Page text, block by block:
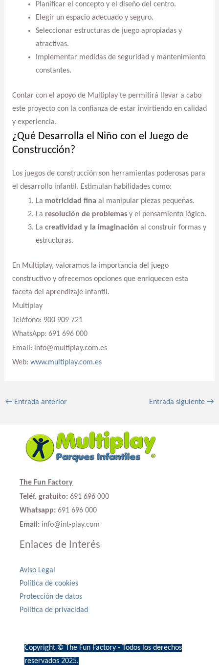
Planificar el concepto y el diseño del centro.
Elegir un espacio adecuado y seguro.
Seleccionar estructuras de juego apropiadas y
atractivas.
Implementar medidas de seguridad y mantenimiento
constantes.
Contar con el apoyo de Multiplay te permitirá llevar a cabo
este proyecto con la confianza de estar invirtiendo en calidad
y experiencia.
¿Qué Desarrolla el Niño con el Juego de
Construcción?
Los juegos de construcción son herramientas poderosas para
el desarrollo infantil. Estimulan habilidades como:
La motricidad fina al manipular piezas pequeñas.
La resolución de problemasy el pensamiento lógico.
La creatividad y la imaginación al construir formas y
estructuras.
En Multiplay, valoramos la importancia del juego
constructivo y ofrecemos opciones que enriquecen esta
faceta del aprendizaje infantil.
Multiplay
Teléfono: 900 909 721
WhatsApp: 691 696 000
Email: info@multiplay.com.es
Web: www.multiplay.com.es
←Entrada anterior Entrada siguiente→
The Fun Factory
Teléf. gratuito: 691 696 000
Whatsapp: 691 696 000
Email: info@int-play.com
Enlaces de Interés
Aviso Legal
Política de cookies
Protección de datos
Política de privacidad
Copyright © The Fun Factory - Todos los derechos
reservados 2025.